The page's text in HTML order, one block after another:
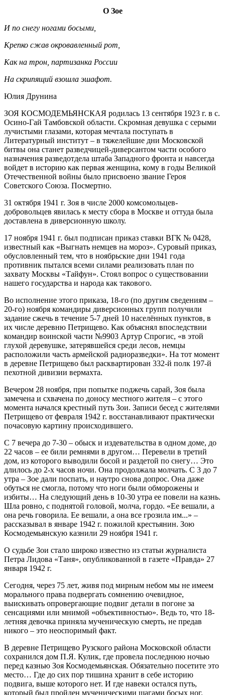
О Зое
И по снегу ногами босыми,
Крепко сжав окровавленный рот,
Как на трон, партизанка России
На скрипящий взошла эшафот.
Юлия Друнина
ЗОЯ КОСМОДЕМЬЯНСКАЯ родилась 13 сентября 1923 г. в с.
Осино-Гай Тамбовской области. Скромная девушка с серыми
лучистыми глазами, которая мечтала поступать в
Литературный институт – в тяжелейшие дни Московской
битвы она станет разведчицей-диверсантом части особого
назначения разведотдела штаба Западного фронта и навсегда
войдет в историю как первая женщина, кому в годы Великой
Отечественной войны было присвоено звание Героя
Советского Союза. Посмертно.
31 октября 1941 г. Зоя в числе 2000 комсомольцев-
добровольцев явилась к месту сбора в Москве и оттуда была
доставлена в диверсионную школу.
17 ноября 1941 г. был подписан приказ ставки ВГК № 0428,
известный как «Выгнать немцев на мороз». Суровый приказ,
обусловленный тем, что в ноябрьские дни 1941 года
противник пытался всеми силами реализовать план по
захвату Москвы «Тайфун». Стоял вопрос о существовании
нашего государства и народа как такового.
Во исполнение этого приказа, 18-го (по другим сведениям –
20-го) ноября командиры диверсионных групп получили
задание сжечь в течение 5-7 дней 10 населённых пунктов, в
их числе деревню Петрищево. Как объяснял впоследствии
командир воинской части №9903 Артур Спрогис, «в этой
глухой деревушке, затерявшейся среди лесов, немцы
расположили часть армейской радиоразведки». На тот момент
в деревне Петрищево был расквартирован 332-й полк 197-й
пехотной дивизии вермахта.
Вечером 28 ноября, при попытке поджечь сарай, Зоя была
замечена и схвачена по доносу местного жителя – с этого
момента начался крестный путь Зои. Записи бесед с жителями
Петрищево от февраля 1942 г. восстанавливают практически
почасовую картину происходившего.
С 7 вечера до 7-30 – обыск и издевательства в одном доме, до
22 часов – ее били ремнями в другом… Перевели в третий
дом, из которого выводили босой и раздетой по снегу… Это
длилось до 2-х часов ночи. Она продолжала молчать. С 3 до 7
утра – Зое дали поспать, и наутро снова допрос. Она даже
обуться не смогла, потому что ноги были обморожены и
избиты… На следующий день в 10-30 утра ее повели на казнь.
Шла ровно, с поднятой головой, молча, гордо. «Ее вешали, а
она речь говорила. Ее вешали, а она все грозила им...» –
рассказывал в январе 1942 г. пожилой крестьянин. Зою
Космодемьянскую казнили 29 ноября 1941 г.
О судьбе Зои стало широко известно из статьи журналиста
Петра Лидова «Таня», опубликованной в газете «Правда» 27
января 1942 г.
Сегодня, через 75 лет, живя под мирным небом мы не имеем
морального права подвергать сомнению очевидное,
выискивать опровергающие подвиг детали в погоне за
сенсациями или мнимой «объективностью». Ведь то, что 18-
летняя девочка приняла мученическую смерть, не предав
никого – это неоспоримый факт.
В деревне Петрищево Рузского района Московской области
сохранился дом П.Я. Кулик, где провела последнюю ночью
перед казнью Зоя Космодемьянская. Обязательно посетите это
место… Где до сих пор тишина хранит в себе историю
подвига, выше которого нет. И где навеки остался путь,
который был пройден мученическими шагами босых ног.